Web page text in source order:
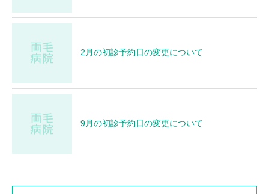
2月の初診予約日の変更について
9月の初診予約日の変更について